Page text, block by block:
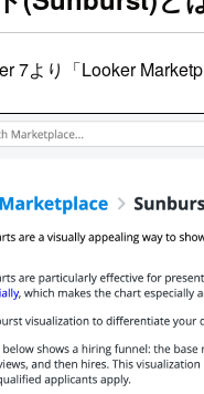
7より「Looker